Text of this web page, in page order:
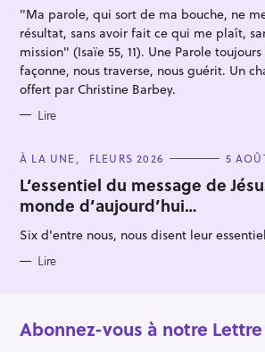
E
"Ma parole, qui sort de ma bouche, ne
résultat, sans avoir fait ce qui me plaît,
mission" (Isaïe 55, 11). Une Parole
façonne, nous traverse, nous guérit. Un
offert par Christine Barbey.
Lire
C
T
E
G
O
R
I
S
À LA UNE FLEURS 2026 5
L’essentiel du message de
monde d’aujourd’hui…
Six d'entre nous, nous disent leur
Lire
Abonnez-vous à notre